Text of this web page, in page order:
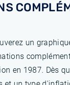
un
en 1987. Dès